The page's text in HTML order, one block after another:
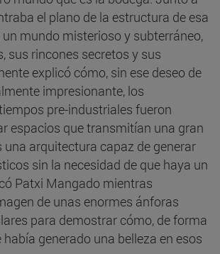
el plano de la estructura de esa
mundo misterioso y subterráneo,
sus rincones secretos y sus
explicó cómo, sin ese deseo de
impresionante, los
pre-industriales fueron
espacios que transmitían una gran
una arquitectura capaz de generar
sin la necesidad de que haya un
Patxi Mangado mientras
de unas enormes ánforas
para demostrar cómo, de forma
generado una belleza en esos